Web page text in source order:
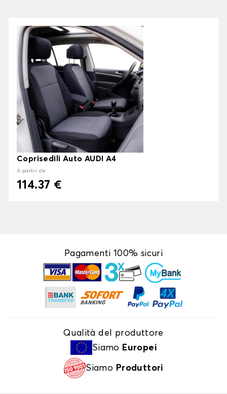
Coprisedili Auto AUDI A4
À partir de
114.37 €
Pagamenti 100% sicuri
Qualità del produttore
Siamo Europei
Siamo Produttori